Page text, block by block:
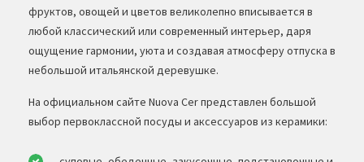
фруктов, овощей и цветов великолепно вписывается в
любой классический или современный интерьер, даря
ощущение гармонии, уюта и создавая атмосферу отпуска в
небольшой итальянской деревушке.
На официальном сайте Nuova Cer представлен большой
выбор первоклассной посуды и аксессуаров из керамики: